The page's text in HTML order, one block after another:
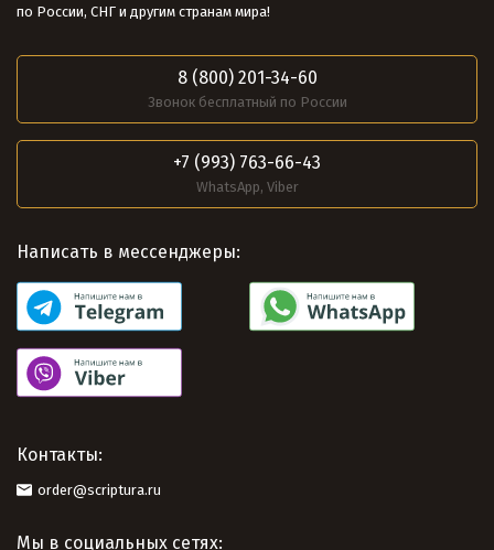
по России, СНГ и другим странам мира!
8 (800) 201-34-60
Звонок бесплатный по России
+7 (993) 763-66-43
WhatsApp, Viber
Написать в мессенджеры:
Контакты:
order@scriptura.ru
Мы в социальных сетях: